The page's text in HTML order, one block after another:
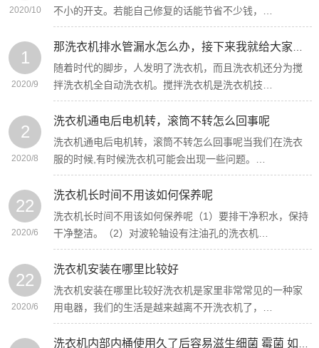
2020/10
不小的开支。若能自己修复的话能节省不少钱，…
1
2020/9
随着时代的脚步，人发明了洗衣机，而且洗衣机还分为搅
拌洗衣机全自动洗衣机。搅拌洗衣机是洗衣机技…
2
2020/8
洗衣机通电后电机转，滚筒不转怎么回事呢
洗衣机通电后电机转，滚筒不转怎么回事呢当我们在洗衣
服的时候,有时候洗衣机可能会出现一些问题。…
22
2020/6
洗衣机长时间不用该如何保养呢
洗衣机长时间不用该如何保养呢（1）要排干净积水，保持
干净整洁。（2）对波轮轴设有注油孔的洗衣机…
22
2020/6
洗衣机安装在哪里比较好
洗衣机安装在哪里比较好洗衣机是家里非常常见的一种家
用电器，我们的生活是越来越离不开洗衣机了，…